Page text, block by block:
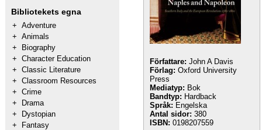
Bibliotekets egna
+ Adventure
+ Animals
+
Biography
+ Character Education
+ Classic Literature
+ Classroom Resources
+ Crime
+
Drama
+
Dystopian
+
Fantasy
Författare: John A Davis
Förlag: Oxford University
Press
Mediatyp: Bok
Bandtyp: Hardback
Språk: Engelska
Antal sidor: 380
ISBN: 0198207559